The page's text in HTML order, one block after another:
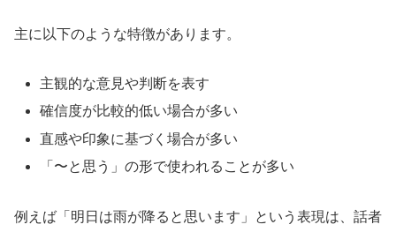
主に以下のような特徴があります。
主観的な意見や判断を表す
確信度が比較的低い場合が多い
直感や印象に基づく場合が多い
「〜と思う」の形で使われることが多い
例えば「明日は雨が降ると思います」という表現は、話者